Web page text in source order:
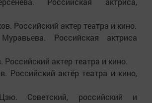
Российский актер театра и кино.
Российская актриса
Российский актер театра и кино.
Российский актёр театра и кино,
Советский, российский и